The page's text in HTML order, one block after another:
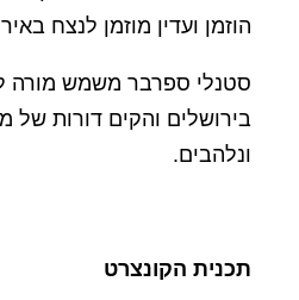
הוזמן ועדין מוזמן לנצח
סטנלי ספרבר משמש מורה
בירושלים והקים דורות של
ונלהבים.
תכנית הקונצרט